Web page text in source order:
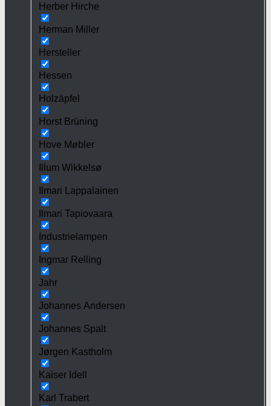
Herber Hirche
Herman Miller
Hersteller
Hessen
Holzäpfel
Horst Brüning
Hove Møbler
Illum Wikkelsø
Ilmari Lappalainen
Ilmari Tapiovaara
Industrielampen
Ingmar Relling
Jahr
Johannes Andersen
Johannes Spalt
Jørgen Kastholm
Kaiser Idell
Karl Trabert